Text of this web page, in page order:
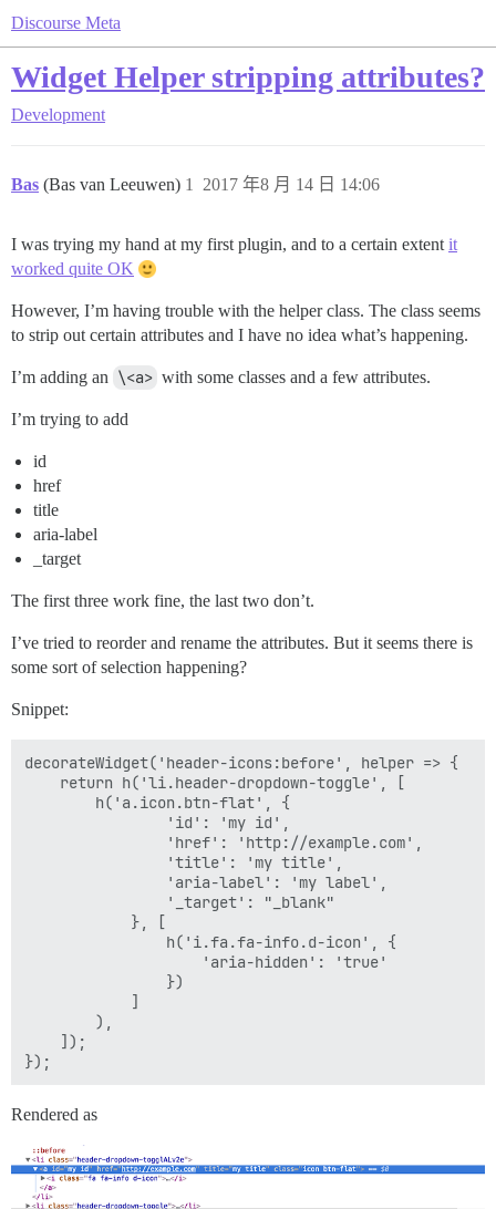
Discourse Meta
Widget Helper stripping attributes?
Development
Bas (Bas van Leeuwen) 2017 年8 月 14 日 14:06
1
I was trying my hand at my first plugin, and to a certain extent it
worked quite OK
However, I’m having trouble with the helper class. The class seems
to strip out certain attributes and I have no idea what’s happening.
I’m adding an \<a> with some classes and a few attributes.
I’m trying to add
id
href
title
aria-label
_target
The first three work fine, the last two don’t.
I’ve tried to reorder and rename the attributes. But it seems there is
some sort of selection happening?
Snippet:
decorateWidget('header-icons:before', helper => {
    return h('li.header-dropdown-toggle', [
        h('a.icon.btn-flat', {
                'id': 'my id',
                'href': 'http://example.com',
                'title': 'my title',
                'aria-label': 'my label',
                '_target': "_blank"
            }, [
                h('i.fa.fa-info.d-icon', {
                    'aria-hidden': 'true'
                })
            ]
        ),
    ]);
Rendered as